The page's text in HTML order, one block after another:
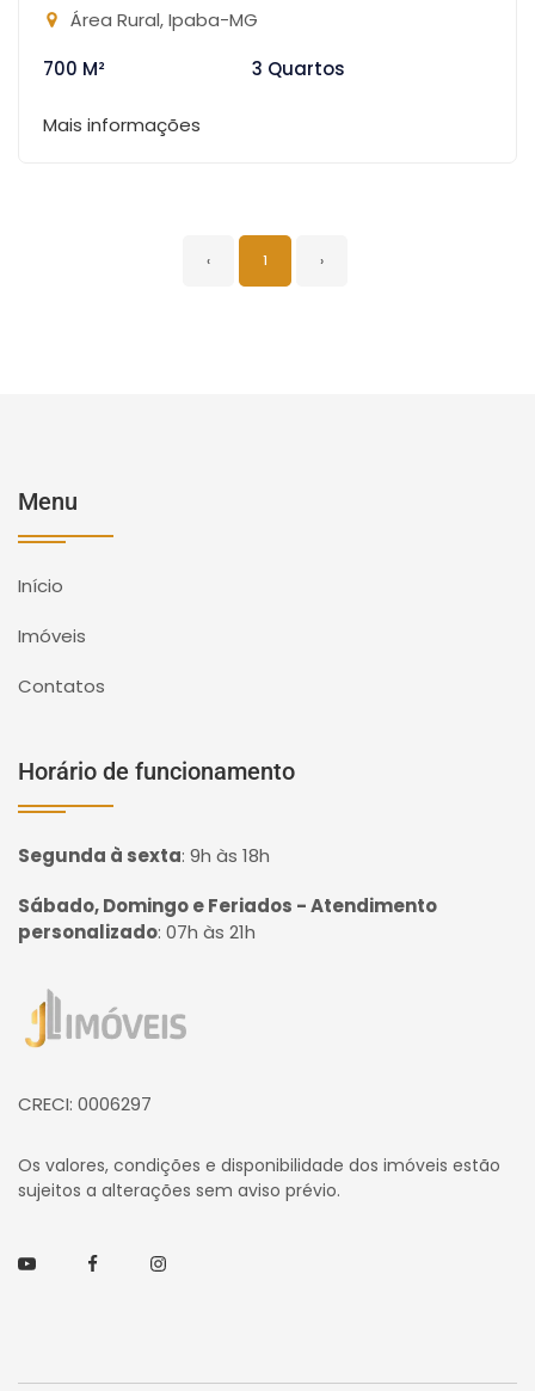
Área Rural, Ipaba-MG
700 M²
3 Quartos
Mais informações
‹ 1 ›
Menu
Início
Imóveis
Contatos
Horário de funcionamento
Segunda à sexta: 9h às 18h
Sábado, Domingo e Feriados - Atendimento
personalizado: 07h às 21h
Página inicial
CRECI: 0006297
Os valores, condições e disponibilidade dos imóveis estão
sujeitos a alterações sem aviso prévio.
YoutubeFacebookInstagram